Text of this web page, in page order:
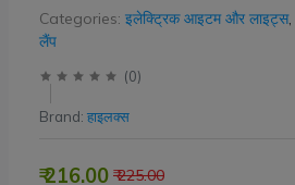
Categories: इलेक्ट्रिक आइटम और लाइट्स,
लैंप
(0)
Brand: हाइलक्स
₹ 225.00
₹ 216.00